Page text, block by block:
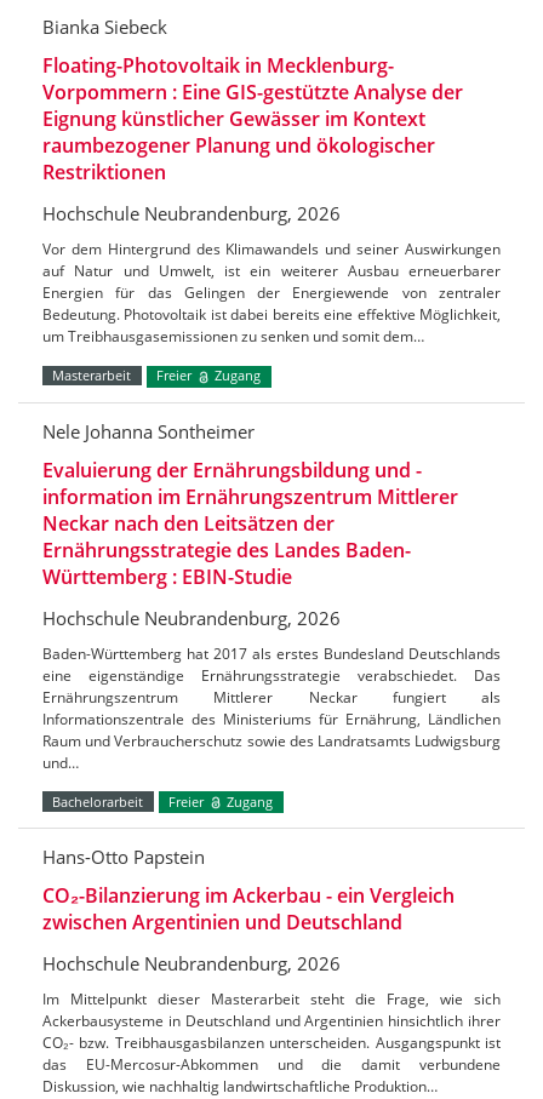
Bianka Siebeck
Floating-Photovoltaik in Mecklenburg-
Vorpommern : Eine GIS-gestützte Analyse der
Eignung künstlicher Gewässer im Kontext
raumbezogener Planung und ökologischer
Restriktionen
Hochschule Neubrandenburg, 2026
Vor dem Hintergrund des Klimawandels und seiner Auswirkungen
auf Natur und Umwelt, ist ein weiterer Ausbau erneuerbarer
Energien für das Gelingen der Energiewende von zentraler
Bedeutung. Photovoltaik ist dabei bereits eine effektive Möglichkeit,
um Treibhausgasemissionen zu senken und somit dem…
Masterarbeit Freier Zugang
Nele Johanna Sontheimer
Evaluierung der Ernährungsbildung und -
information im Ernährungszentrum Mittlerer
Neckar nach den Leitsätzen der
Ernährungsstrategie des Landes Baden-
Württemberg : EBIN-Studie
Hochschule Neubrandenburg, 2026
Baden-Württemberg hat 2017 als erstes Bundesland Deutschlands
eine eigenständige Ernährungsstrategie verabschiedet. Das
Ernährungszentrum Mittlerer Neckar fungiert als
Informationszentrale des Ministeriums für Ernährung, Ländlichen
Raum und Verbraucherschutz sowie des Landratsamts Ludwigsburg
und…
Bachelorarbeit Freier Zugang
Hans-Otto Papstein
CO₂-Bilanzierung im Ackerbau - ein Vergleich
zwischen Argentinien und Deutschland
Hochschule Neubrandenburg, 2026
Im Mittelpunkt dieser Masterarbeit steht die Frage, wie sich
Ackerbausysteme in Deutschland und Argentinien hinsichtlich ihrer
CO₂- bzw. Treibhausgasbilanzen unterscheiden. Ausgangspunkt ist
das EU-Mercosur-Abkommen und die damit verbundene
Diskussion, wie nachhaltig landwirtschaftliche Produktion…